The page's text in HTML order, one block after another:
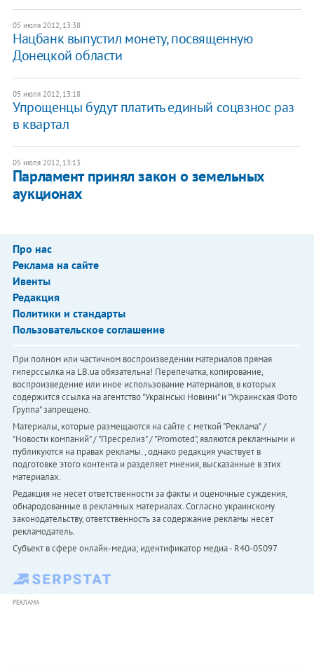
05 июля 2012, 13:38
Нацбанк выпустил монету, посвященную
Донецкой области
05 июля 2012, 13:18
Упрощенцы будут платить единый соцвзнос раз
в квартал
05 июля 2012, 13:13
Парламент принял закон о земельных
аукционах
Про нас
Реклама на сайте
Ивенты
Редакция
Политики и стандарты
Пользовательское соглашение
При полном или частичном воспроизведении материалов прямая
гиперссылка на LB.ua обязательна! Перепечатка, копирование,
воспроизведение или иное использование материалов, в которых
содержится ссылка на агентство "Українськi Новини" и "Украинская Фото
Группа" запрещено.
Материалы, которые размещаются на сайте с меткой "Реклама" /
"Новости компаний" / "Пресрелиз" / "Promoted", являются рекламными и
публикуются на правах рекламы. , однако редакция участвует в
подготовке этого контента и разделяет мнения, высказанные в этих
материалах.
Редакция не несет ответственности за факты и оценочные суждения,
обнародованные в рекламных материалах. Согласно украинскому
законодательству, ответственность за содержание рекламы несет
рекламодатель.
Субъект в сфере онлайн-медиа; идентификатор медиа - R40-05097
РЕКЛАМА